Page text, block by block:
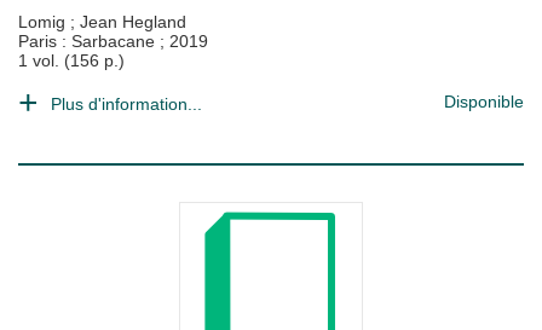
Lomig ; Jean Hegland
Paris : Sarbacane ; 2019
1 vol. (156 p.)
Plus d'information... Disponible